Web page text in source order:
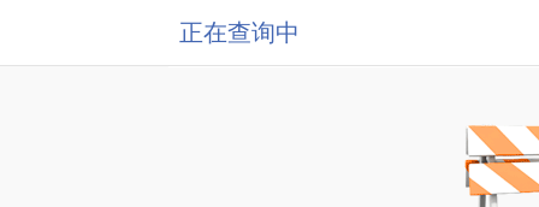
正在查询中